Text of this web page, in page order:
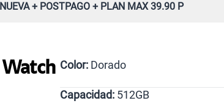
+ POSTPAGO + PLAN MAX 39.90 P
Watch Color: Dorado
Dorado
Capacidad: 512GB